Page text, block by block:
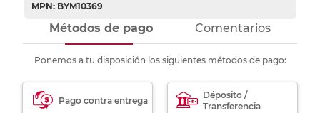
MPN: BYM10369
Métodos de pago Comentarios
Ponemos a tu disposición los siguientes métodos de pago:
Pago contra entrega
Déposito /
Transferencia